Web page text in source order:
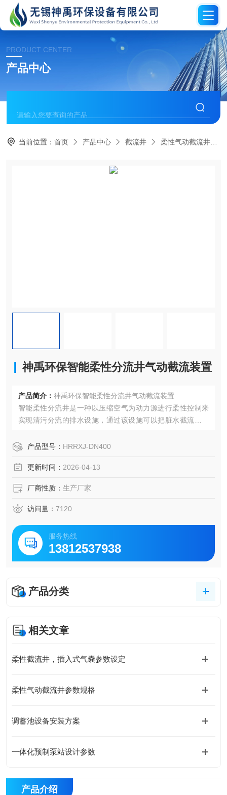
PRODUCT CENTER
产品中心
当前位置：首页 产品中心 截流井 柔性气动截流井
神禹环保智能柔性分流井气动截流装置
产品简介： 神禹环保智能柔性分流井气动截流装置
智能柔性分流井是一种以压缩空气为动力源进行柔性控制来
实现清污分流的排水设施，通过该设施可以把脏水截流至污
放到自然水体。由弹性套筒、流通通道、外罩、空压机等组
产品型号： HRRXJ-DN400
更新时间： 2026-04-13
厂商性质： 生产厂家
访问量： 7120
服务热线
13812537938
产品分类
相关文章
柔性截流井，插入式气囊参数设定
柔性气动截流井参数规格
调蓄池设备安装方案
一体化预制泵站设计参数
产品介绍